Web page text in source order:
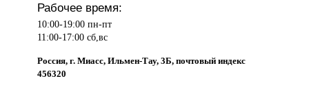
Рабочее время:
10:00-19:00 пн-пт
11:00-17:00 сб,вс
Россия, г. Миасс, Ильмен-Тау, 3Б, почтовый индекс
456320